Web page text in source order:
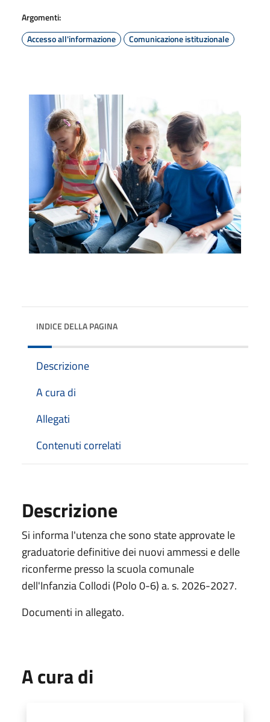
Argomenti:
Accesso all'informazione
Comunicazione istituzionale
INDICE DELLA PAGINA
Descrizione
A cura di
Allegati
Contenuti correlati
Descrizione
Si informa l'utenza che sono state approvate le
graduatorie definitive dei nuovi ammessi e delle
riconferme presso la scuola comunale
dell'Infanzia Collodi (Polo 0-6) a. s. 2026-2027.
Documenti in allegato.
A cura di